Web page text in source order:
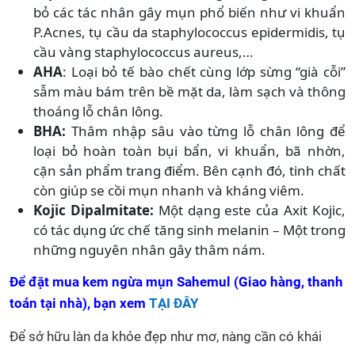
bỏ các tác nhân gây mụn phổ biến như vi khuẩn
P.Acnes, tụ cầu da staphylococcus epidermidis, tụ
cầu vàng staphylococcus aureus,…
AHA: Loại bỏ tế bào chết cùng lớp sừng “già cỗi”
sẫm màu bám trên bề mặt da, làm sạch và thông
thoáng lỗ chân lông.
BHA: Thâm nhập sâu vào từng lỗ chân lông để
loại bỏ hoàn toàn bụi bẩn, vi khuẩn, bã nhờn,
cặn sản phẩm trang điểm. Bên cạnh đó, tinh chất
còn giúp se cồi mụn nhanh và kháng viêm.
Kojic Dipalmitate: Một dạng este của Axit Kojic,
có tác dụng ức chế tăng sinh melanin – Một trong
những nguyên nhân gây thâm nám.
Để đặt mua kem ngừa mụn Sahemul (Giao hàng, thanh
toán tại nhà), bạn xem TẠI ĐÂY
Để sở hữu làn da khỏe đẹp như mơ, nàng cần có khái